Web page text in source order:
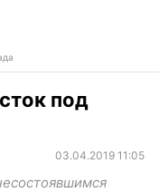
под
03.04.2019 11:05